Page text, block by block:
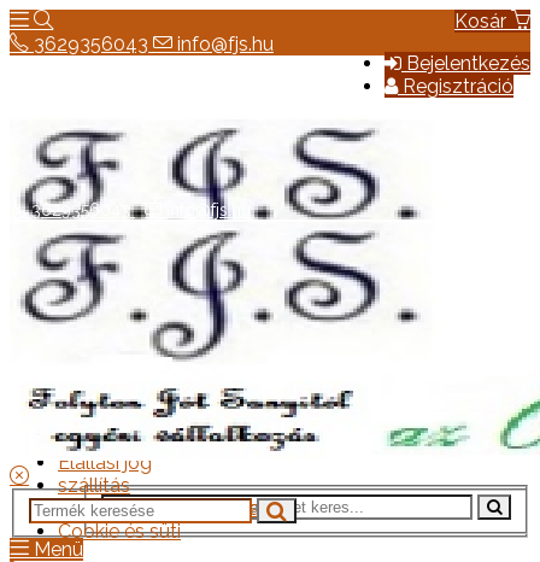
Kosár
Bejelentkezés
Regisztráció
3629356043 info@fjs.hu
Hírek
Elérhetőség
Általános szerződési feltételek
Elállási jog
szállítás
Adatkezelési tájékoztató
Cookie és süti
3629356043 info@fjs.hu
Menü